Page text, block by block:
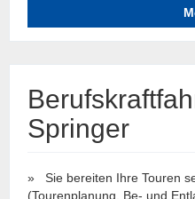
Springer
» Sie bereiten Ihre Touren
(Tourenplanung, Be- und